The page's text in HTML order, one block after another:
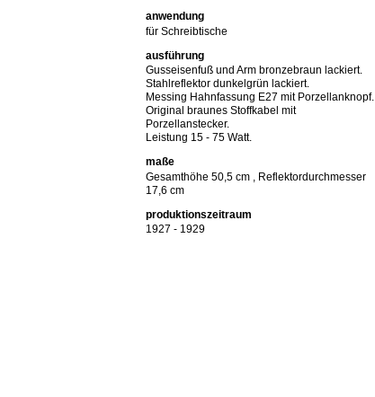
anwendung
für Schreibtische
ausführung
Gusseisenfuß und Arm bronzebraun lackiert.
Stahlreflektor dunkelgrün lackiert.
Messing Hahnfassung E27 mit Porzellanknopf.
Original braunes Stoffkabel mit
Porzellanstecker.
Leistung 15 - 75 Watt.
maße
Gesamthöhe 50,5 cm , Reflektordurchmesser
17,6 cm
produktionszeitraum
1927 - 1929